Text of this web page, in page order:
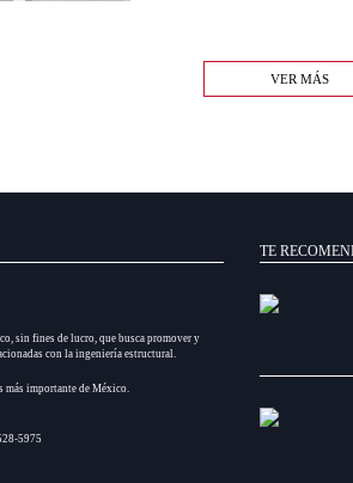
VER MÁS
sin fines de lucro, que busca promover y
con la ingeniería estructural.
más importante de México.
5975
TE